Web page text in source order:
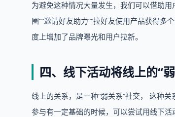
为避免这种情况大量发生，我们可以借助
圈”“邀请好友助力”“拉好友使用产品获得
度上增加了品牌曝光和用户拉新。
四、线下活动将线上的“
线上的关系，是一种“弱关系”社交， 这种
参与有一定基础的时候，可以尝试用线下活